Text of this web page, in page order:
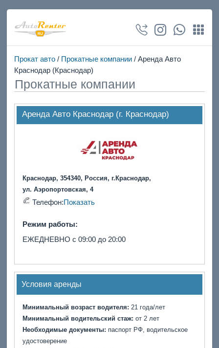
Прокат авто/ Прокатные компании/ Аренда Авто
Краснодар (Краснодар)
Прокатные компании
Аренда Авто Краснодар (г. Краснодар)
Краснодар, 354340, Россия, г.Краснодар,
ул. Аэропортовская, 4
Телефон:Показать
Режим работы:
ЕЖЕДНЕВНО с 09:00 до 20:00
Условия аренды
Минимальный возраст водителя: 21 года/лет
Минимальный водительский стаж: от 2 лет
Необходимые документы: паспорт РФ, водительское
удостоверение